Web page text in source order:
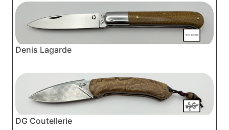
Denis Lagarde
DG Coutellerie